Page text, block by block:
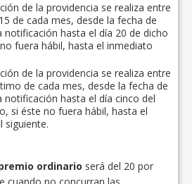
de la providencia se realiza entre
de cada mes, desde la fecha de
notificación hasta el día 20 de dicho
fuera hábil, hasta el inmediato
de la providencia se realiza entre
de cada mes, desde la fecha de
notificación hasta el día cinco del
si éste no fuera hábil, hasta el
siguiente.
ordinario será del 20 por